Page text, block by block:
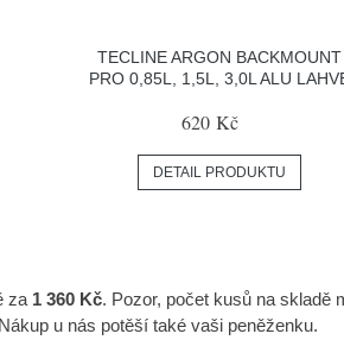
TECLINE ARGON BACKMOUNT
PRO 0,85L, 1,5L, 3,0L ALU
620 Kč
DETAIL PRODUKTU
za 1 360 Kč. Pozor, počet kusů na skladě
u nás potěší také vaši peněženku.